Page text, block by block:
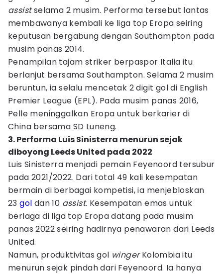
assistselama 2 musim. Performa tersebut lantas
membawanya kembali ke liga top Eropa seiring
keputusan bergabung dengan Southampton pada
musim panas 2014.
Penampilan tajam striker berpaspor Italia itu
berlanjut bersama Southampton. Selama 2 musim
beruntun, ia selalu mencetak 2 digit gol di English
Premier League (EPL). Pada musim panas 2016,
Pelle meninggalkan Eropa untuk berkarier di
China bersama SD Luneng.
3. Performa Luis Sinisterra menurun sejak
diboyong Leeds United pada 2022
Luis Sinisterra menjadi pemain Feyenoord tersubur
pada 2021/2022. Dari total 49 kali kesempatan
bermain di berbagai kompetisi, ia menjebloskan
23gol dan 10 assist. Kesempatan emas untuk
berlaga di liga top Eropa datang pada musim
panas 2022 seiring hadirnya penawaran dari Leeds
United.
Namun, produktivitas gol wingerKolombia itu
menurun sejak pindah dari Feyenoord. Ia hanya